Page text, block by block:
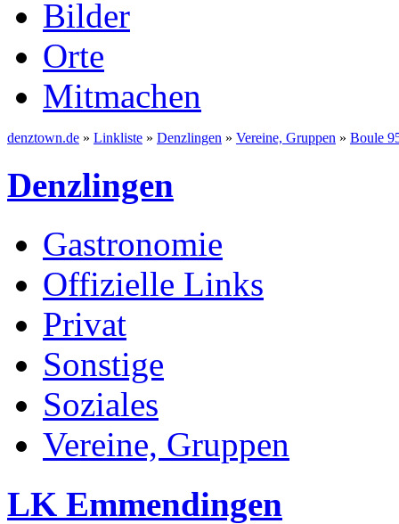
Bilder
Orte
Mitmachen
denztown.de » Linkliste » Denzlingen » Vereine, Gruppen » Boule
Denzlingen
Gastronomie
Offizielle Links
Privat
Sonstige
Soziales
Vereine, Gruppen
LK Emmendingen